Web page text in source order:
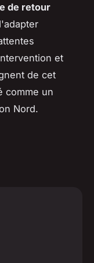
de retour
et
de cet
comme un
Nord.